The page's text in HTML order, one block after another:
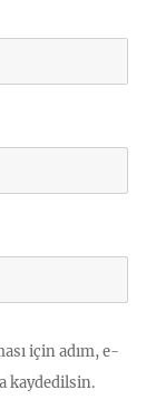
için adım, e-
kaydedilsin.